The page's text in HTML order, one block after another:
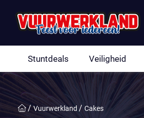
Stuntdeals Veiligheid
Vuurwerkland Cakes